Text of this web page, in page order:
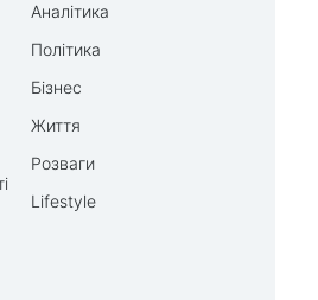
Аналітика
Політика
Бізнес
Життя
Розваги
Lifestyle